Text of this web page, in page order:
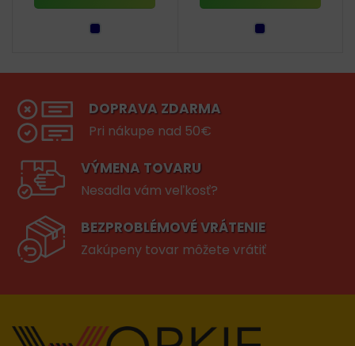
DOPRAVA ZDARMA
Pri nákupe nad 50€
VÝMENA TOVARU
Nesadla vám veľkosť?
BEZPROBLÉMOVÉ VRÁTENIE
Zakúpeny tovar môžete vrátiť